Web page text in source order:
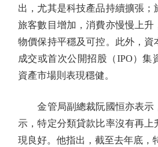
出，尤其是科技產品持續擴張；
旅客數目增加，消費亦慢慢上升
物價保持平穩及可控。此外，資
成交或首次公開招股（IPO）集
資產市場則表現穩健。
金管局副總裁阮國恒亦表示
示，特定分類貸款比率沒有再上
現良好。他指出，截至去年底，